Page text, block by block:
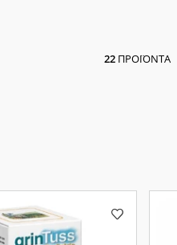
22ΠΡΟΪΌΝΤΑ